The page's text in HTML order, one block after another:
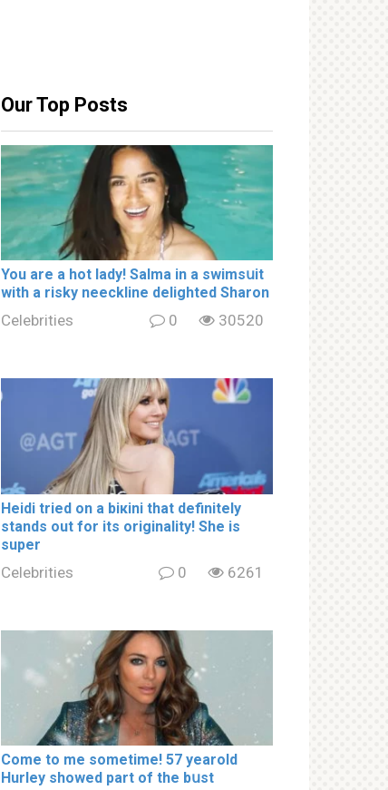
Our Top Posts
You are a hot lady! Salma in a swimsսit
with a riskу nеeckline delighted Sharon
Celebrities 0 30520
Heidi tried on a biкini that definitely
stands out for its originality! She is
super
Celebrities 0 6261
Come to me sometime! 57 yearold
Hurley showed part of the bսst